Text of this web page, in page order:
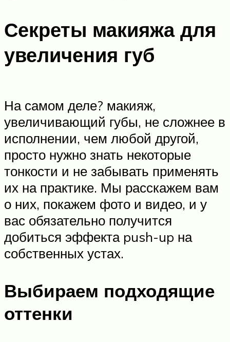
Секреты макияжа для
увеличения губ
На самом деле? макияж,
увеличивающий губы, не сложнее в
исполнении, чем любой другой,
просто нужно знать некоторые
тонкости и не забывать применять
их на практике. Мы расскажем вам
о них, покажем фото и видео, и у
вас обязательно получится
добиться эффекта push-up на
собственных устах.
Выбираем подходящие
оттенки